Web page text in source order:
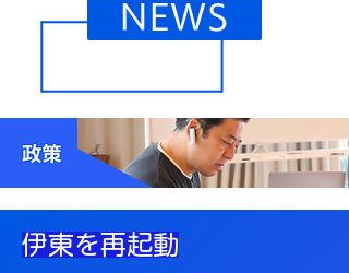
NEWS
伊東を再起動